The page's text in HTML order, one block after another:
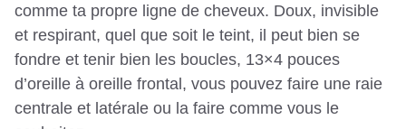
comme ta propre ligne de cheveux. Doux, invisible
et respirant, quel que soit le teint, il peut bien se
fondre et tenir bien les boucles, 13×4 pouces
d’oreille à oreille frontal, vous pouvez faire une raie
centrale et latérale ou la faire comme vous le